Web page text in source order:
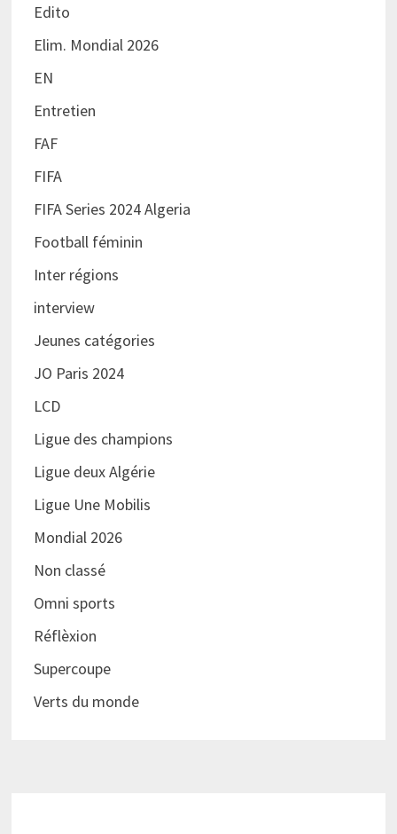
Edito
Elim. Mondial 2026
EN
Entretien
FAF
FIFA
FIFA Series 2024 Algeria
Football féminin
Inter régions
interview
Jeunes catégories
JO Paris 2024
LCD
Ligue des champions
Ligue deux Algérie
Ligue Une Mobilis
Mondial 2026
Non classé
Omni sports
Réflèxion
Supercoupe
Verts du monde